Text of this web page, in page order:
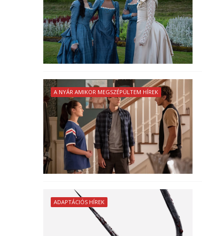
A NYÁR AMIKOR MEGSZÉPÜLTEM HÍREK
ADAPTÁCIÓS HÍREK